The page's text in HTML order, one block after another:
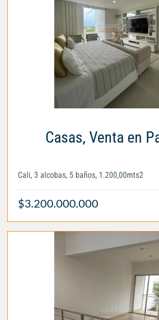
Casas, Venta en
Cali, 3 alcobas, 5 baños, 1.200,00mts2
$3.200.000.000